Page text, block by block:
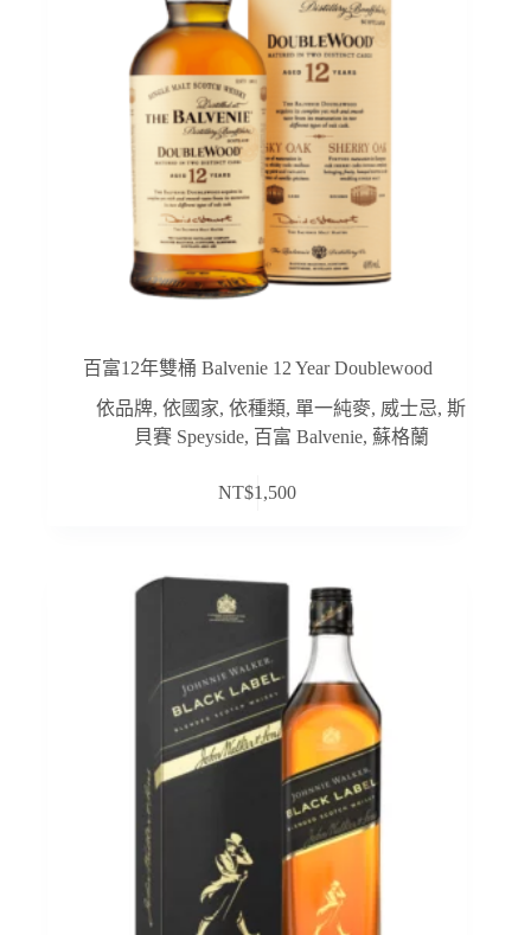
百富12年雙桶 Balvenie 12 Year Doublewood
依品牌,依國家,依種類, 單一純麥, 威士忌,斯
貝賽 Speyside, 百富 Balvenie, 蘇格蘭
NT$1,500